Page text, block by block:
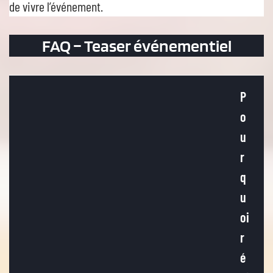
de vivre l’événement.
FAQ – Teaser événementiel
P
o
u
r
q
u
oi
r
é